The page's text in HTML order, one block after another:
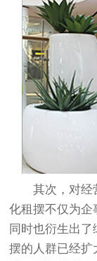
其次，对经
化租摆不仅为企
同时也衍生出
摆的人群已经扩